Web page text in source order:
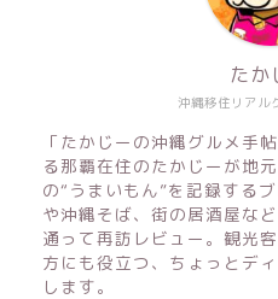
沖縄移住リアル
たか
「たかじーの沖縄グルメ手
る那覇在住のたかじーが地
の“うまいもん”を記録する
や沖縄そば、街の居酒屋な
通って再訪レビュー。観光
方にも役立つ、ちょっとデ
します。